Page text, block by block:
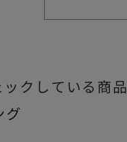
クしている商品
グ